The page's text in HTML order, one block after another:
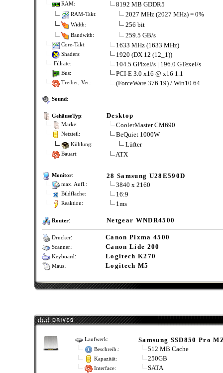
RAM: 8192 MB GDDR5
RAM-Takt: 2027 MHz (2027 MHz) = 0%
Width: 256 bit
Bandwith: 259.5 GB/s
Core-Takt: 1633 MHz (1633 MHz)
Shaders: 1920 (DX 12 (12_1))
Fillrate: 104.5 GPixel/s | 196.0 GTexel/s
Bus: PCI-E 3.0 x16 @ x16 1.1
Treiber, Ver.: (ForceWare 376.19) / Win10 64
Sound:
GehäuseTyp: Desktop
Marke: CoolerMaster CM690
Netzteil: BeQuiet 1000W
Kühlung: Lüfter
Bauart: ATX
Monitor: 28 Samsung U28E590D
max. Aufl.: 3840 x 2160
Bildfläche: 16:9
Reaktion: 1ms
Router: Netgear WNDR4500
Drucker: Canon Pixma 4500
Scanner: Canon Lide 200
Keyboard: Logitech K270
Maus: Logitech M5
Laufwerk: Samsung SSD850 Pro
Beschreib.: 512 MB Cache
Kapazität: 250GB
Interface: SATA